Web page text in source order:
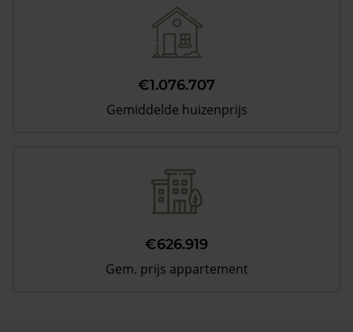
€1.076.707
Gemiddelde huizenprijs
€626.919
Gem. prijs appartement